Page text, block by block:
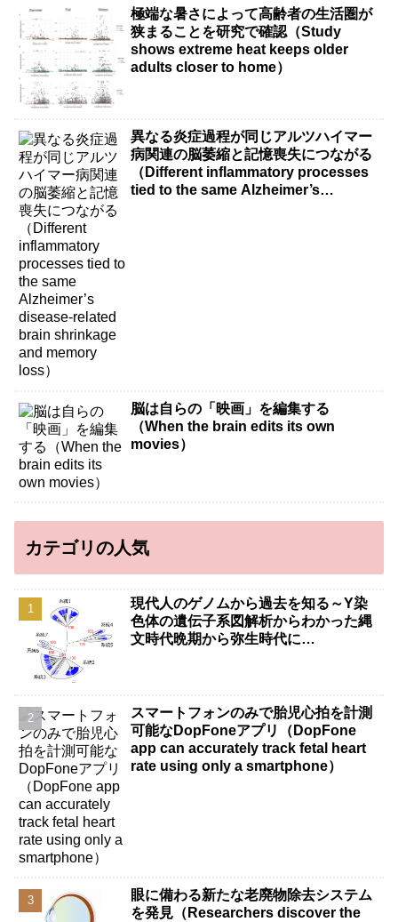
極端な暑さによって高齢者の生活圏が
狭まることを研究で確認（Study
shows extreme heat keeps older
adults closer to home）
異なる炎症過程が同じアルツハイマー
病関連の脳萎縮と記憶喪失につながる
（Different inflammatory processes
tied to the same Alzheimer’s
脳は自らの「映画」を編集する
（When the brain edits its own
movies）
カテゴリの人気
現代人のゲノムから過去を知る～Y染
色体の遺伝子系図解析からわかった縄
文時代晩期から弥生時代に…
スマートフォンのみで胎児心拍を計測
可能なDopFoneアプリ（DopFone
app can accurately track fetal heart
rate using only a smartphone）
眼に備わる新たな老廃物除去システム
を発見（Researchers discover the